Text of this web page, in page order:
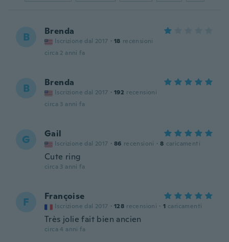
B Brenda
Iscrizione dal 2017 · 18 recensioni
circa 2 anni fa
B Brenda
Iscrizione dal 2017 · 192 recensioni
circa 3 anni fa
G Gail
Iscrizione dal 2017 · 86 recensioni · 8 caricamenti
Cute ring
circa 3 anni fa
F Françoise
Iscrizione dal 2017 · 128 recensioni · 1 caricamenti
Très jolie fait bien ancien
circa 4 anni fa